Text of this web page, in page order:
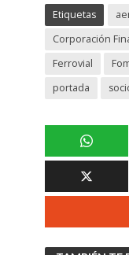
Etiquetas
Corporación
Ferrovial
portada